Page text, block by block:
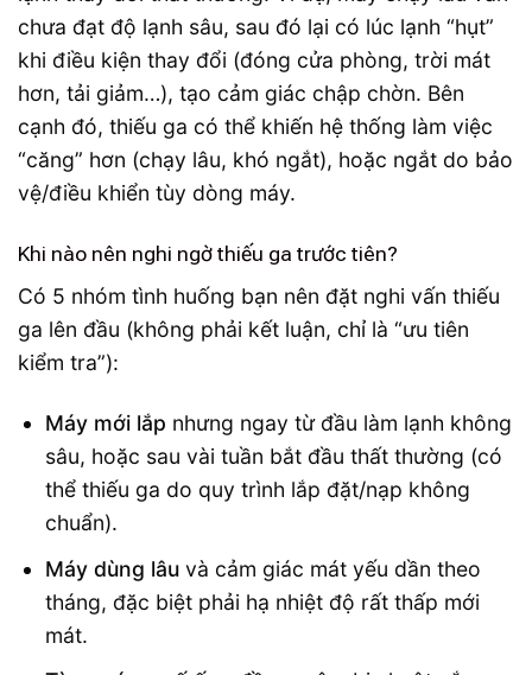
chưa đạt độ lạnh sâu, sau đó lại có lúc lạnh “hụt”
khi điều kiện thay đổi (đóng cửa phòng, trời mát
hơn, tải giảm…), tạo cảm giác chập chờn. Bên
cạnh đó, thiếu ga có thể khiến hệ thống làm việc
“căng” hơn (chạy lâu, khó ngắt), hoặc ngắt do bảo
vệ/điều khiển tùy dòng máy.
Khi nào nên nghi ngờ thiếu ga trước tiên?
Có 5 nhóm tình huống bạn nên đặt nghi vấn thiếu
ga lên đầu (không phải kết luận, chỉ là “ưu tiên
kiểm tra”):
Máy mới lắp nhưng ngay từ đầu làm lạnh không
sâu, hoặc sau vài tuần bắt đầu thất thường (có
thể thiếu ga do quy trình lắp đặt/nạp không
chuẩn).
Máy dùng lâuvà cảm giác mát yếu dần theo
tháng, đặc biệt phải hạ nhiệt độ rất thấp mới
mát.